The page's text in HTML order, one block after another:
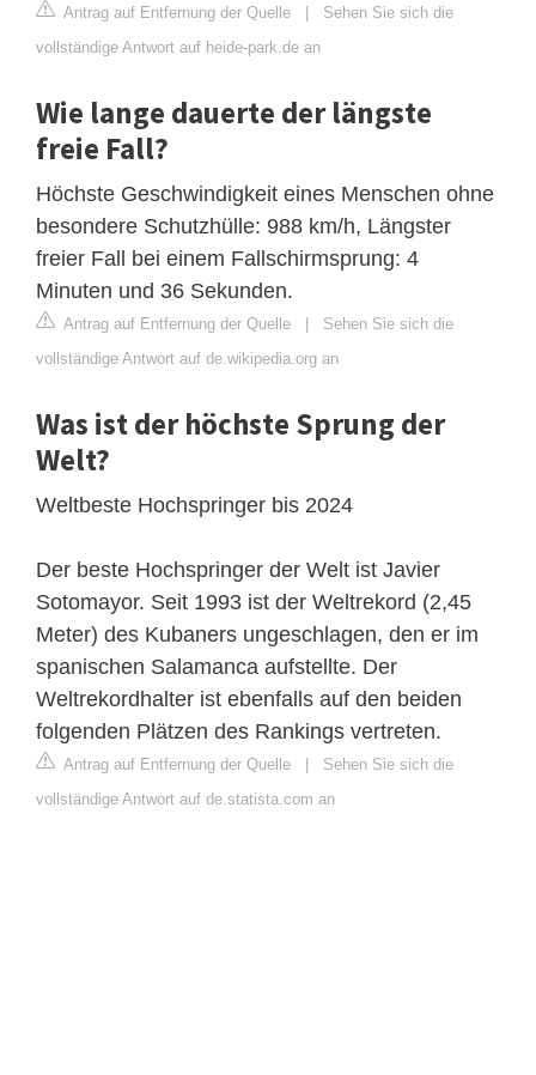
Antrag auf Entfernung der Quelle | Sehen Sie sich die
vollständige Antwort auf heide-park.de an
Wie lange dauerte der längste
freie Fall?
Höchste Geschwindigkeit eines Menschen ohne
besondere Schutzhülle: 988 km/h, Längster
freier Fall bei einem Fallschirmsprung: 4
Minuten und 36 Sekunden.
Antrag auf Entfernung der Quelle | Sehen Sie sich die
vollständige Antwort auf de.wikipedia.org an
Was ist der höchste Sprung der
Welt?
Weltbeste Hochspringer bis 2024
Der beste Hochspringer der Welt ist Javier
Sotomayor. Seit 1993 ist der Weltrekord (2,45
Meter) des Kubaners ungeschlagen, den er im
spanischen Salamanca aufstellte. Der
Weltrekordhalter ist ebenfalls auf den beiden
folgenden Plätzen des Rankings vertreten.
Antrag auf Entfernung der Quelle | Sehen Sie sich die
vollständige Antwort auf de.statista.com an